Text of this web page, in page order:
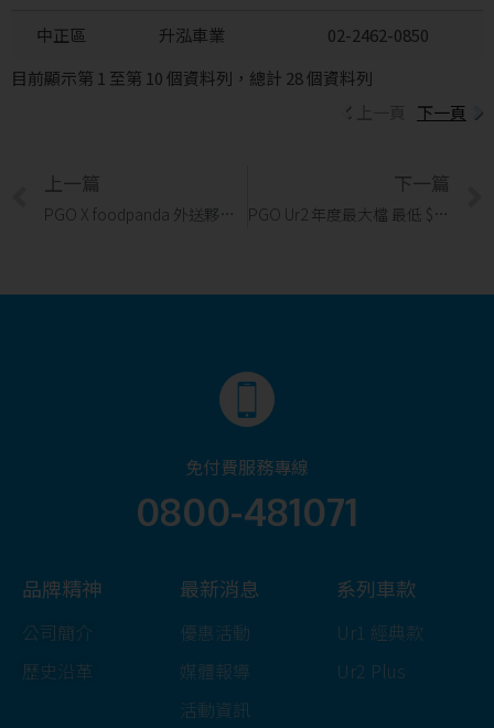
中正區 升泓車業
02-2462-0850
目前顯示第 1 至第 10 個資料列，總計 28 個資料列
下一頁
上一篇
PGO X foodpanda 外送夥伴購車優惠 ❤️
下一篇
PGO Ur2 年度最大檔 最低 $15,980 起騎回家！
免付費服務專線
0800-481071
品牌精神
公司簡介
歷史沿革
最新消息
優惠活動
媒體報導
活動資訊
系列車款
Ur1 經典款
Ur2 Plus